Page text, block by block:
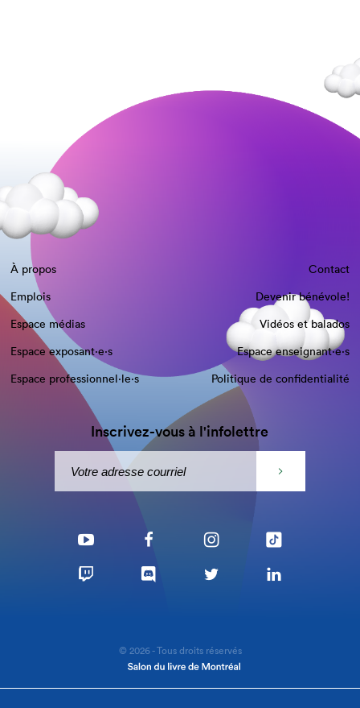
À propos
Contact
Emplois
Devenir bénévole!
Espace médias
Vidéos et balados
Espace exposant·e⋅s
Espace enseignant·e⋅s
Espace professionnel·le⋅s
Politique de confidentialité
Inscrivez-vous à l'infolettre
© 2026 - Tous droits réservés